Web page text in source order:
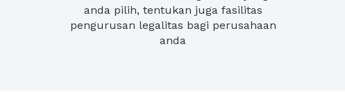
anda pilih, tentukan juga fasilitas
pengurusan legalitas bagi perusahaan
anda